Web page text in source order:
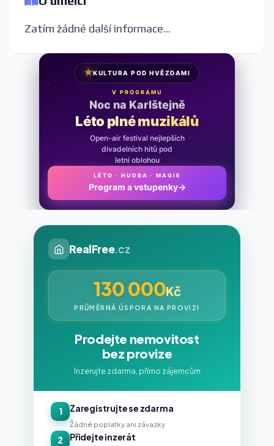
Zatím žádné další informace...
★KULTURA POD HVĚZDAMI
V PROGRAMU
Noc na Karlštejně
Léto plné muzikálů
Open-air festival nejlepších
divadelních hitů pod
letní oblohou
LÉTO · HUDBA · MAGIE
Program a vstupenky →
RealFree.cz
130 000Kč
PRŮMĚRNÁ ÚSPORA NA PROVIZI
Prodejte nemovitost
bez provize
Inzerujte zdarma, přímo zájemcům
1 Zaregistrujte se zdarma
Žádné poplatky ani závazky
2 Přidejte inzerát